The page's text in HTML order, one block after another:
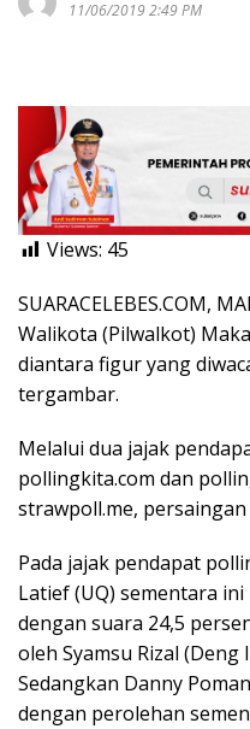
11/06/2019 2:49 PM
Views: 45
SUARACELEBES.COM,
Walikota (Pilwalkot)
diantara figur yang
tergambar.
Melalui dua jajak
pollingkita.com dan
strawpoll.me,
Pada jajak pendapat
Latief (UQ) sementara
dengan suara 24,5
oleh Syamsu Rizal (Deng
Sedangkan Danny
dengan perolehan